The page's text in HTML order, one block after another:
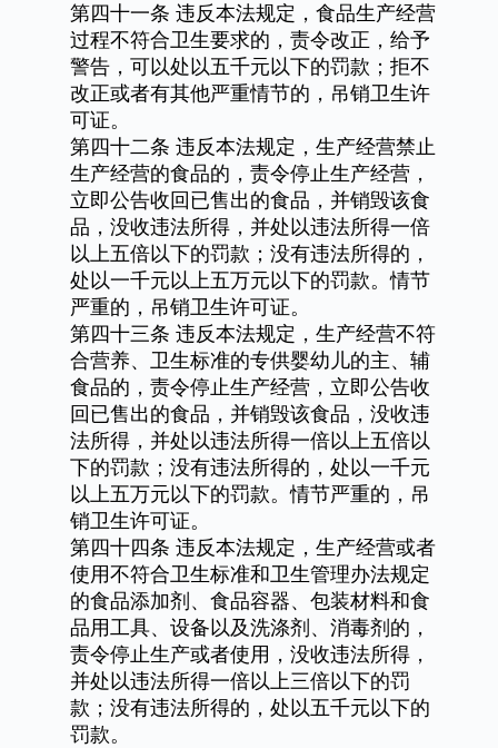
第四十一条 违反本法规定，食品生产经营
过程不符合卫生要求的，责令改正，给予
警告，可以处以五千元以下的罚款；拒不
改正或者有其他严重情节的，吊销卫生许
可证。
第四十二条 违反本法规定，生产经营禁止
生产经营的食品的，责令停止生产经营，
立即公告收回已售出的食品，并销毁该食
品，没收违法所得，并处以违法所得一倍
以上五倍以下的罚款；没有违法所得的，
处以一千元以上五万元以下的罚款。情节
严重的，吊销卫生许可证。
第四十三条 违反本法规定，生产经营不符
合营养、卫生标准的专供婴幼儿的主、辅
食品的，责令停止生产经营，立即公告收
回已售出的食品，并销毁该食品，没收违
法所得，并处以违法所得一倍以上五倍以
下的罚款；没有违法所得的，处以一千元
以上五万元以下的罚款。情节严重的，吊
销卫生许可证。
第四十四条 违反本法规定，生产经营或者
使用不符合卫生标准和卫生管理办法规定
的食品添加剂、食品容器、包装材料和食
品用工具、设备以及洗涤剂、消毒剂的，
责令停止生产或者使用，没收违法所得，
并处以违法所得一倍以上三倍以下的罚
款；没有违法所得的，处以五千元以下的
罚款。